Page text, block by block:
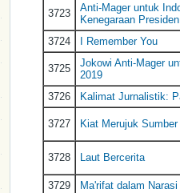
3723
Anti-Mager untuk
Kenegaraan
3724
I Remember You
3725
Jokowi Anti-Mager
2019
3726
Kalimat Jurnalistik:
3727 Kiat Merujuk
3728 Laut Bercerita
3729 Ma'rifat dalam